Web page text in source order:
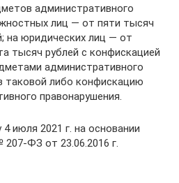
административного
лиц — от пяти тысяч
на юридических лиц — от
тысяч рублей с конфискацией
административного
таковой либо конфискацию
правонарушения.
июля 2021 г. на основании
ФЗ от 23.06.2016 г.